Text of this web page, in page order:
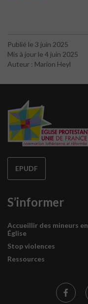
Publié le 3 juin 2025
Mis à jour le 4 juin 2025
Auteur : Marion Heyl
EPUDF
S’informer
Accueillir des mineurs en
Église
Stop violences
Ressources